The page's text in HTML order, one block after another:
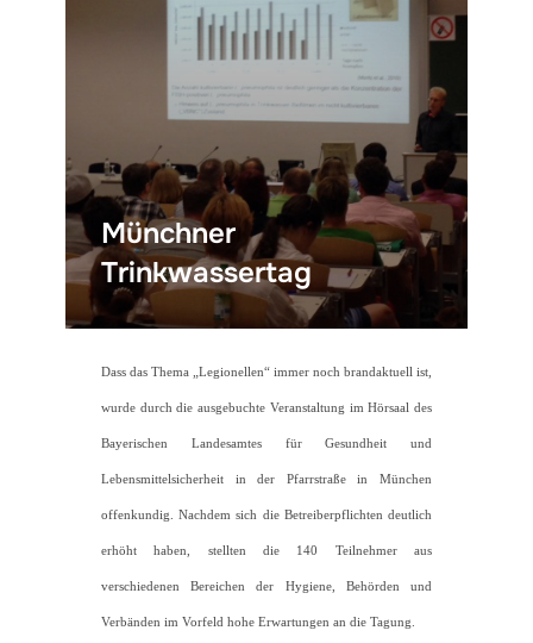
Münchner
Trinkwassertag
Dass das Thema „Legionellen“ immer noch brandaktuell ist,
wurde durch die ausgebuchte Veranstaltung im Hörsaal des
Bayerischen Landesamtes für Gesundheit und
Lebensmittelsicherheit in der Pfarrstraße in München
offenkundig. Nachdem sich die Betreiberpflichten deutlich
erhöht haben, stellten die 140 Teilnehmer aus
verschiedenen Bereichen der Hygiene, Behörden und
Verbänden im Vorfeld hohe Erwartungen an die Tagung.